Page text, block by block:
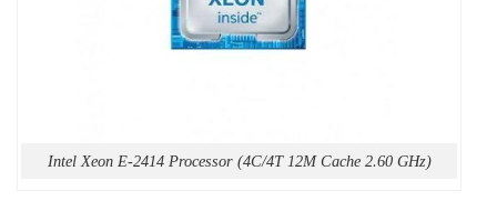
Intel Xeon E-2414 Processor (4C/4T 12M Cache 2.60 GHz)